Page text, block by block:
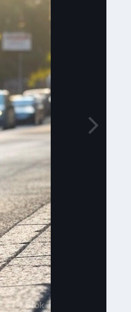
Image Tools